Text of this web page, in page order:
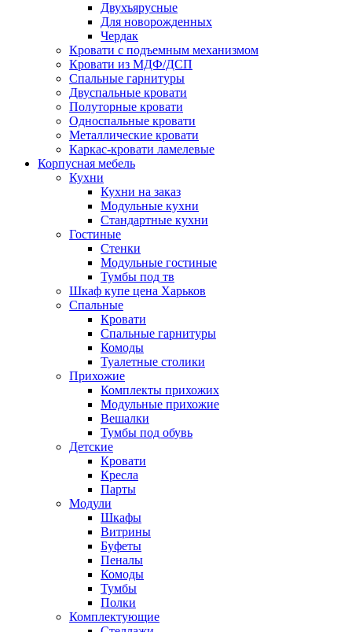
Двухъярусные
Для новорожденных
Чердак
Кровати с подъемным механизмом
Кровати из МДФ/ДСП
Спальные гарнитуры
Двуспальные кровати
Полуторные кровати
Односпальные кровати
Металлические кровати
Каркас-кровати ламелевые
Корпусная мебель
Кухни
Кухни на заказ
Модульные кухни
Стандартные кухни
Гостиные
Стенки
Модульные гостиные
Тумбы под тв
Шкаф купе цена Харьков
Спальные
Кровати
Спальные гарнитуры
Комоды
Туалетные столики
Прихожие
Комплекты прихожих
Модульные прихожие
Вешалки
Тумбы под обувь
Детские
Кровати
Кресла
Парты
Модули
Шкафы
Витрины
Буфеты
Пеналы
Комоды
Тумбы
Полки
Комплектующие